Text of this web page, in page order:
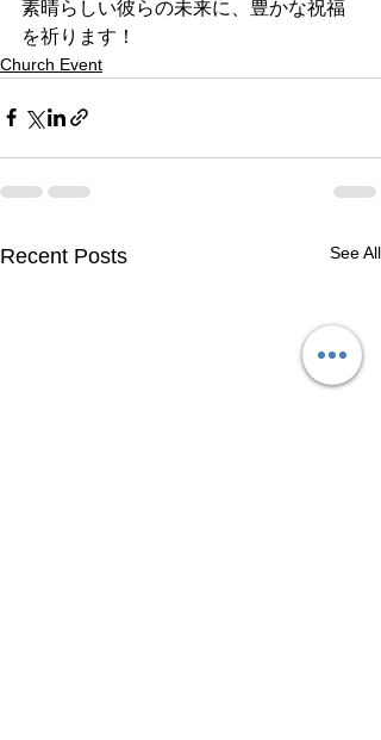
素晴らしい彼らの未来に、豊かな祝福
を祈ります！
Church Event
Recent Posts See All